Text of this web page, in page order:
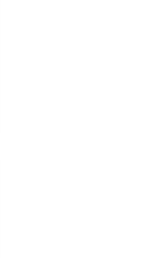
aos favoritos